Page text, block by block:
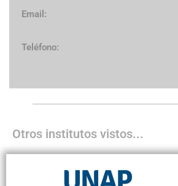
Email:
Teléfono:
Otros institutos vistos...